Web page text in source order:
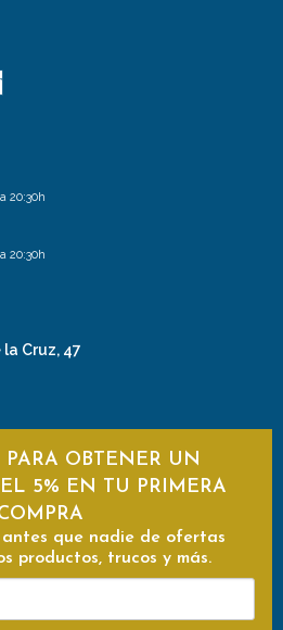
20:30h
20:30h
Cruz, 47
PARA OBTENER UN
5% EN TU PRIMERA
que nadie de ofertas
productos, trucos y más.